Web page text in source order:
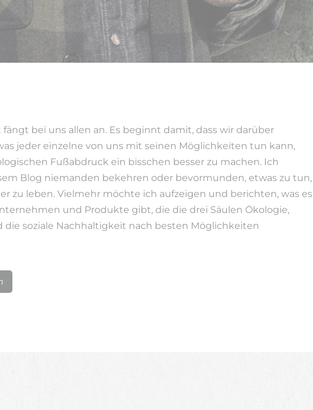
bei uns allen an. Es beginnt damit, dass wir darüber
jeder einzelne von uns mit seinen Möglichkeiten tun kann,
Fußabdruck ein bisschen besser zu machen. Ich
Blog niemanden bekehren oder bevormunden, etwas zu tun,
zu leben. Vielmehr möchte ich aufzeigen und berichten, was es
und Produkte gibt, die die drei Säulen Ökologie,
die soziale Nachhaltigkeit nach besten Möglichkeiten